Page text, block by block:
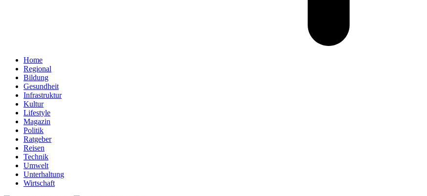
Home
Regional
Bildung
Gesundheit
Infrastruktur
Kultur
Lifestyle
Magazin
Politik
Ratgeber
Reisen
Technik
Umwelt
Unterhaltung
Wirtschaft